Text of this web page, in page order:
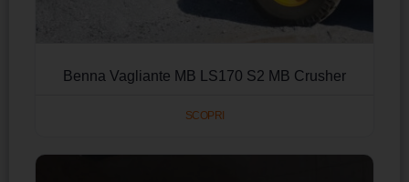
Benna Vagliante MB LS170 S2 MB Crusher
SCOPRI